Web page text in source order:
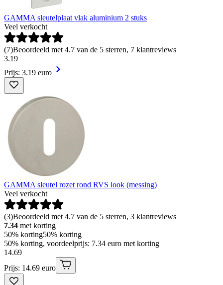
GAMMA sleutelplaat vlak aluminium 2 stuks
Veel verkocht
(7)Beoordeeld met 4.7 van de 5 sterren, 7 klantreviews
3.19
Prijs: 3.19 euro
GAMMA sleutel rozet rond RVS look (messing)
Veel verkocht
(3)Beoordeeld met 4.7 van de 5 sterren, 3 klantreviews
7.34 met korting
50% korting50% korting
50% korting, voordeelprijs: 7.34 euro met korting
14.69
Prijs: 14.69 euro